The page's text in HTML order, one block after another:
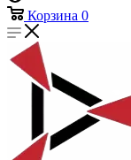
Корзина 0